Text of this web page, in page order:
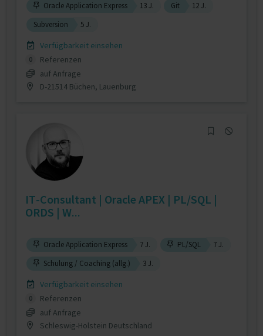
Oracle Application Express
13 J. Git
12 J.
Subversion
5 J.
Verfügbarkeit einsehen
0
Referenzen
auf Anfrage
D-21514 Büchen, Lauenburg
IT-Consultant | Oracle APEX | PL/SQL |
ORDS | W...
Oracle Application Express 7 J. PL/SQL
7 J.
Schulung / Coaching (allg.)
3 J.
Verfügbarkeit einsehen
0
Referenzen
auf Anfrage
Schleswig-Holstein Deutschland